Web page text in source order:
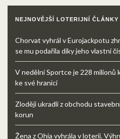
NEJNOVĚJŠÍ LOTERIJNÍ ČLÁNKY
Chorvat vyhrál v Eurojackpotu
se mu podařila díky jeho vlastní
V nedělní Sportce je 228 milionů
ke své hranici
Zloději ukradli z obchodu
korun
Žena z Ohia vyhrála v loterii.